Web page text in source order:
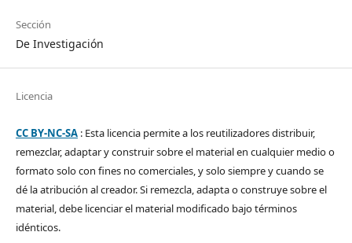
Sección
De Investigación
Licencia
CC BY-NC-SA: Esta licencia permite a los reutilizadores distribuir,
remezclar, adaptar y construir sobre el material en cualquier medio o
formato solo con fines no comerciales, y solo siempre y cuando se
dé la atribución al creador. Si remezcla, adapta o construye sobre el
material, debe licenciar el material modificado bajo términos
idénticos.